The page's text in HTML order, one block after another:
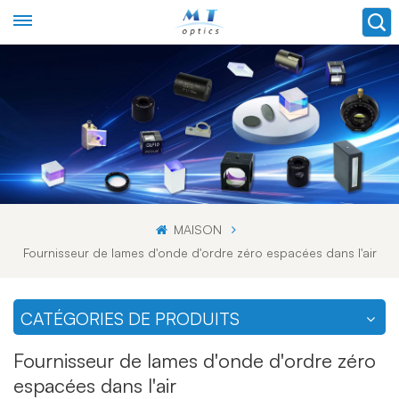
MAISON
Fournisseur de lames d'onde d'ordre zéro espacées dans l'air
CATÉGORIES DE PRODUITS
Fournisseur de lames d'onde d'ordre zéro
espacées dans l'air